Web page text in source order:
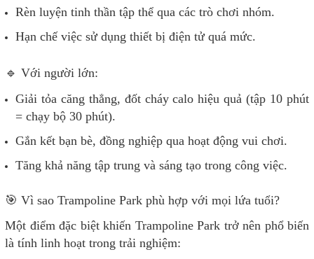
Rèn luyện tinh thần tập thể qua các trò chơi nhóm.
Hạn chế việc sử dụng thiết bị điện tử quá mức.
🔹 Với người lớn:
Giải tỏa căng thẳng, đốt cháy calo hiệu quả (tập 10 phút
= chạy bộ 30 phút).
Gắn kết bạn bè, đồng nghiệp qua hoạt động vui chơi.
Tăng khả năng tập trung và sáng tạo trong công việc.
🎯 Vì sao Trampoline Park phù hợp với mọi lứa tuổi?
Một điểm đặc biệt khiến Trampoline Park trở nên phổ biến
là tính linh hoạt trong trải nghiệm: